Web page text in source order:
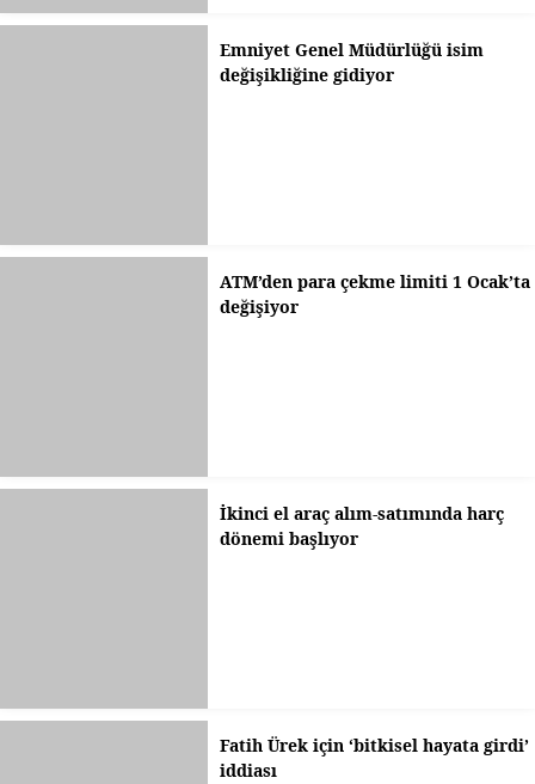
Emniyet Genel Müdürlüğü isim
değişikliğine gidiyor
ATM’den para çekme limiti 1 Ocak’ta
değişiyor
İkinci el araç alım-satımında harç
dönemi başlıyor
Fatih Ürek için ‘bitkisel hayata girdi’
iddiası